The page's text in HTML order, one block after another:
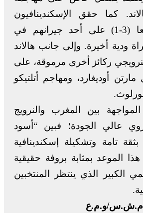
كما حقق الإسكندينافيون
مؤخرا فوزا مقنعا (3-1) على أحد جيرانهم في
ودية أخيرة. وإلى جانب هالاند
ركائز أخرى مرموقة، على
أوديغارد، ومهاجم أتلتيكو
بين المغرب والنرويج
عالي الجودة؛ فبين “أسود
تامة وتشكيلة إسكندينافية
الموعد بمثابة بروفة حقيقية
الكبير الذي ينتظر المنتخبين
و.م.ع